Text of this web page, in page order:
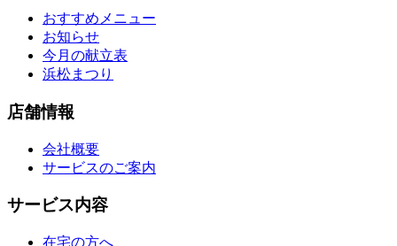
おすすめメニュー
お知らせ
今月の献立表
浜松まつり
店舗情報
会社概要
サービスのご案内
サービス内容
在宅の方へ